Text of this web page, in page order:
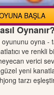
BAŞLA
oyna -
ve renkli
verici
yeni
tarzı